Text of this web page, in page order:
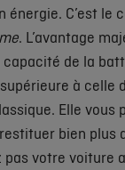
énergie. C’est le
. L’avantage
capacité de la
à celle
Elle vous
bien plus
pas votre voiture